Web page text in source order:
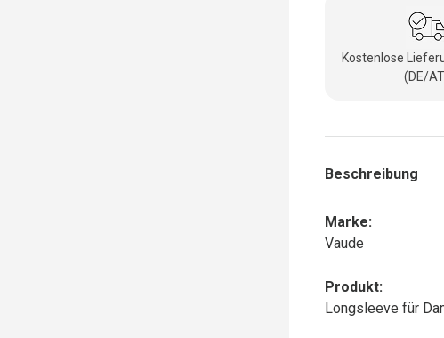
Kostenlose
(DE/
Beschreibung
Marke:
Vaude
Produkt:
Longsleeve für